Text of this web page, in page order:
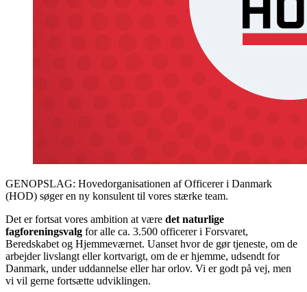
GENOPSLAG: Hovedorganisationen af Officerer i Danmark
(HOD) søger en ny konsulent til vores stærke team.
Det er fortsat vores ambition at være det naturlige
fagforeningsvalg for alle ca. 3.500 officerer i Forsvaret,
Beredskabet og Hjemmeværnet. Uanset hvor de gør tjeneste, om de
arbejder livslangt eller kortvarigt, om de er hjemme, udsendt for
Danmark, under uddannelse eller har orlov. Vi er godt på vej, men
vi vil gerne fortsætte udviklingen.